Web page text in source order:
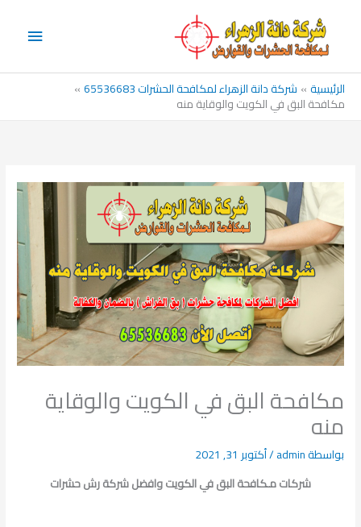
المحتوى
الرئيسية شركة دانة الزهراء لمكافحة الحشرات 65536683
مكافحة البق في الكويت والوقاية منه
مكافحة البق في الكويت والوقاية
منه
بواسطةadmin
/أكتوبر 31, 2021
شركات مـكافحة البق في الكويت وافضل شركة رش حشرات